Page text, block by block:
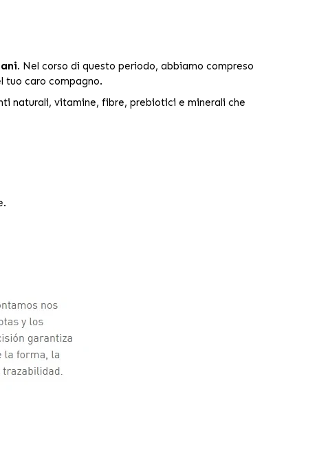
. Nel corso di questo periodo, abbiamo compreso
tuo caro compagno.
naturali, vitamine, fibre, prebiotici e minerali che